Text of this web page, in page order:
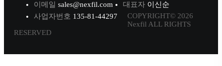
이메일 sales@nexfil.com 대표자 이신순
사업자번호 135-81-44297
COPYRIGHT© 2026
Nexfil ALL RIGHTS
RESERVED